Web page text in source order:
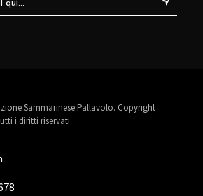
Sammarinese Pallavolo. Copyright
i diritti riservati